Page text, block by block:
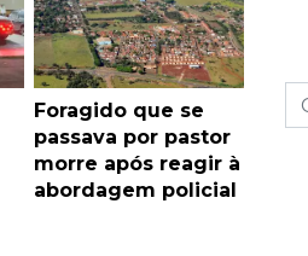
Foragido que se
passava por pastor
morre após reagir à
abordagem policial